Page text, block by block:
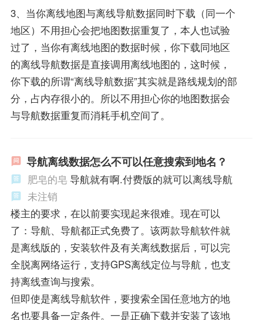
3、当你离线地图与离线导航数据同时下载（同一个
地区）不用担心会把地图数据重复了，本人也试验
过了，当你有离线地图的数据时候，你下载同地区
的离线导航数据是直接调用离线地图的，这时候，
你下载的所谓“离线导航数据”其实就是路线规划的部
分，占内存很小的。所以不用担心你的地图数据会
与导航数据重复而消耗手机空间了。
导航离线数据怎么不可以任意搜索到地名？
肥皂的皂导航就有啊.付费版的就可以离线导航
未注销
楼主的要求，在以前要实现起来很难。现在可以
了：导航、导航都正式免费了。该两款导航软件就
是离线版的，安装软件及有关离线数据后，可以完
全脱离网络运行，支持GPS离线定位与导航，也支
持离线查询与搜索。
但即使是离线导航软件，要搜索全国任意地方的地
名也要具备一定条件。一是正确下载并安装了该地